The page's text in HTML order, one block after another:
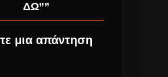
ΔΩ””
μια απάντηση